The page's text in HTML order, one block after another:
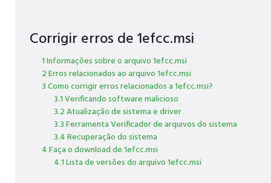
Corrigir erros de 1efcc.msi
1 Informações sobre o arquivo 1efcc.msi
2 Erros relacionados ao arquivo 1efcc.msi
3 Como corrigir erros relacionados a 1efcc.msi?
3.1 Verificando software malicioso
3.2 Atualização de sistema e driver
3.3 Ferramenta Verificador de arquivos do sistema
3.4 Recuperação do sistema
4 Faça o download de 1efcc.msi
4.1 Lista de versões do arquivo 1efcc.msi